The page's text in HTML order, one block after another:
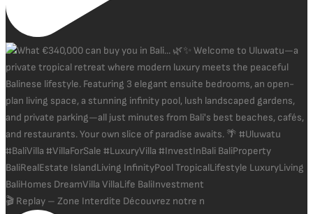
🎬 Replay – Zone Interdite Découvrez notre n